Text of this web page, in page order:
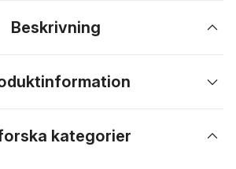
Beskrivning
kategorier